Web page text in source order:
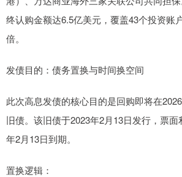
终认购金额达6.5亿美元，覆盖43个投资账
倍。
发债目的：债务置换与时间换空间
此次高息发债的核心目的是回购即将在
旧债。该旧债于2023年2月13日发行，票
年2月13日到期。
置换逻辑：